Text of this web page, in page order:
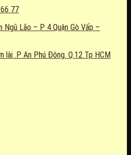
77
Ngũ Lão – P 4 Quận Gò Vấp –
lài .P An Phú Đông. Q.12 Tp HCM